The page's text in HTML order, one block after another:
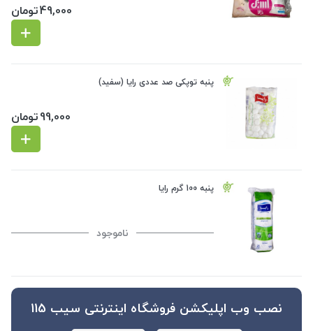
49,000تومان
پنبه توپکی صد عددی رایا (سفید)
99,000تومان
پنبه 100 گرم رایا
ناموجود
نصب وب اپلیکشن فروشگاه اینترنتی سیب 115